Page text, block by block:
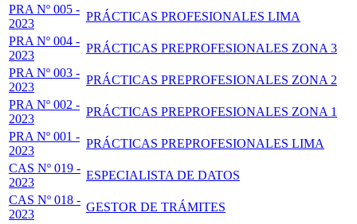
PRA Nº 005 -
2023
PRÁCTICAS PROFESIONALES LIMA
PRA Nº 004 -
2023
PRÁCTICAS PREPROFESIONALES ZONA 3
PRA Nº 003 -
2023
PRÁCTICAS PREPROFESIONALES ZONA 2
PRA Nº 002 -
2023
PRÁCTICAS PREPROFESIONALES ZONA 1
PRA Nº 001 -
2023
PRÁCTICAS PREPROFESIONALES LIMA
CAS Nº 019 -
2023
ESPECIALISTA DE DATOS
CAS Nº 018 -
2023
GESTOR DE TRÁMITES